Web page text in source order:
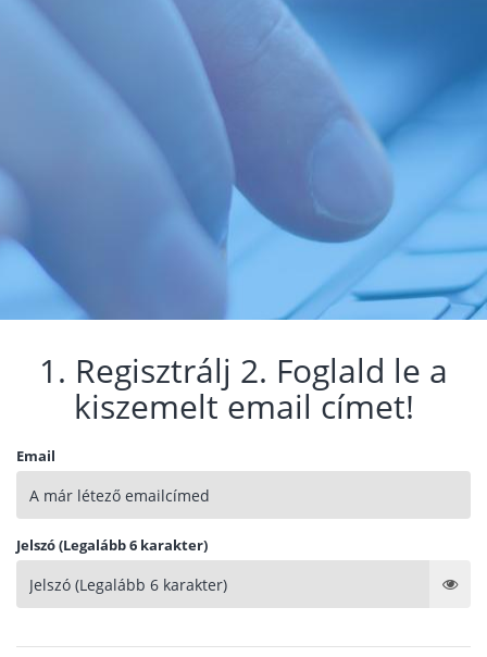
1. Regisztrálj 2. Foglald le a
kiszemelt email címet!
Email
Jelszó (Legalább 6 karakter)